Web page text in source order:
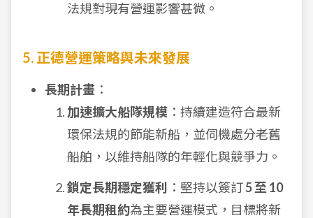
法規對現有營運影響甚微。
5. 正德營運策略與未來發展
長期計畫 ：
加速擴大船隊規模 ：持續建造符合最新
環保法規的節能新船，並伺機處分老舊
船舶，以維持船隊的年輕化與競爭力。
鎖定長期穩定獲利
：堅持以簽訂5 至 10
年長期租約為主要營運模式，目標將新